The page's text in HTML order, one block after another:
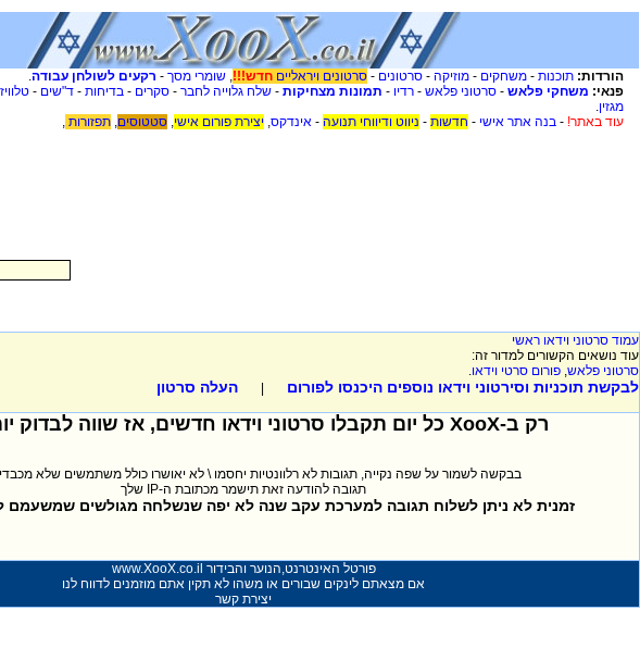
הורדות: תוכנות - משחקים - מוזיקה - סרטונים - סרטונים ויראליים חדש!!!, שומרי מסך - רקעים לשולחן עבודה.
פנאי: משחקי פלאש - סרטוני פלאש - רדיו - תמונות מצחיקות - שלח גלוייה לחבר - סקרים - בדיחות - ד"שים -
מגזין.
עוד באתר! - בנה אתר אישי - חדשות - ניווט ודיווחי תנועה - אינדקס, יצירת פורום אישי, סטטוסים, תפזורות ,
עמוד סרטוני וידאו ראשי
עוד נושאים הקשורים למדור זה:
סרטוני פלאש, פורום סרטי וידאו.
לבקשת תוכניות וסירטוני וידאו נוספים היכנסו לפורום העלה סרטון
רק ב-XooX כל יום תקבלו סרטוני וידאו חדשים, אז שווה לבדוק יום יום!!!
בבקשה לשמור על שפה נקייה, תגובות לא רלוונטיות יחסמו \ לא יאושרו כולל משתמשים שלא
תגובה להודעה זאת תישמר מכתובת ה-IP שלך
זמנית לא ניתן לשלוח תגובה למערכת עקב שנה לא יפה שנשלחה מגולשים שמשעמם
פורטל האינטרנט,הנוער והבידור www.XooX.co.il
אם מצאתם לינקים שבורים או משהו לא תקין אתם מוזמנים לדווח לנו
יצירת קשר